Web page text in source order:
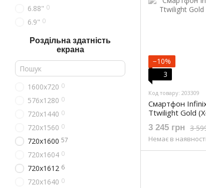
−10%
3
Код товару: 203309
Смартфон
Ttwilight Gold
3
3 245 грн
Немає в наявності
6.88" 0
6.9" 0
Роздільна здатність
екрана
1600x720 0
576x1280 0
720x1440 0
720x1560 0
720x1600 57
720x1604 0
720x1612 6
720x1640 0